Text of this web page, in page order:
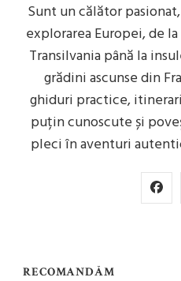
Sunt un călător
explorarea Europei, de
Transilvania până la
grădini ascunse din
ghiduri practice,
puțin cunoscute și
pleci în aventuri
RECOMANDĂM